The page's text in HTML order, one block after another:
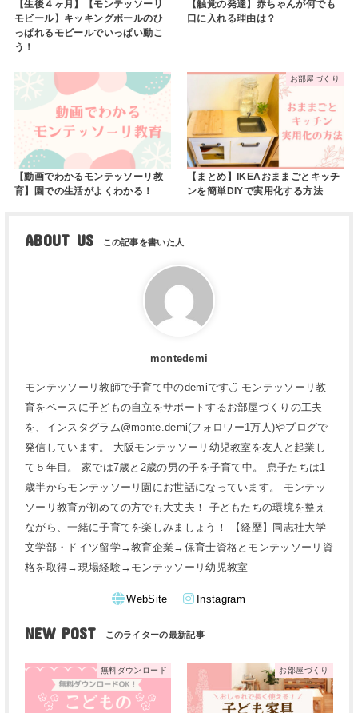
【生後４ヶ月】【モンテッソーリ
モビール】キッキングボールのひ
っぱれるモビールでいっぱい動こ
う！
【触覚の発達】赤ちゃんが何でも
口に入れる理由は？
【動画でわかるモンテッソーリ教
育】園での生活がよくわかる！
お部屋づくり
【まとめ】IKEAおままごとキッチ
ンを簡単DIYで実用化する方法
ABOUT US
montedemi
モンテッソーリ教師で子育て中のdemiです◡̈ モンテッソーリ教
育をベースに子どもの自立をサポートするお部屋づくりの工夫
を、インスタグラム@monte.demi(フォロワー1万人)やブログで
発信しています。 大阪モンテッソーリ幼児教室を友人と起業し
て５年目。 家では7歳と2歳の男の子を子育て中。 息子たちは1
歳半からモンテッソーリ園にお世話になっています。 モンテッ
ソーリ教育が初めての方でも大丈夫！ 子どもたちの環境を整え
ながら、一緒に子育てを楽しみましょう！ 【経歴】同志社大学
文学部・ドイツ留学→教育企業→保育士資格とモンテッソーリ資
格を取得→現場経験→モンテッソーリ幼児教室
WebSite Instagram
NEW POST
無料ダウンロード お部屋づくり